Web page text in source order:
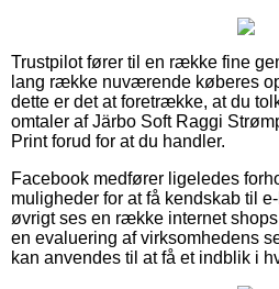
Trustpilot fører til en række fine
lang række nuværende køberes
dette er det at foretrække, at du
omtaler af Järbo Soft Raggi
Print forud for at du handler.
Facebook medfører ligeledes
muligheder for at få kendskab til
øvrigt ses en række internet
en evaluering af virksomhedens
kan anvendes til at få et indblik i